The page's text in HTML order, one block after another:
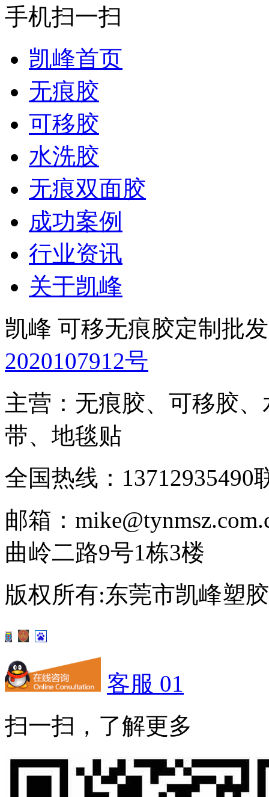
手机扫一扫
凯峰首页
无痕胶
可移胶
水洗胶
无痕双面胶
成功案例
行业资讯
关于凯峰
凯峰 可移无痕胶定制批
2020107912号
主营：无痕胶、可移胶
带、地毯贴
全国热线：13712935490
邮箱：
曲岭二路9号1栋3楼
版权所有:东莞市凯峰塑
客服 01
扫一扫，了解更多